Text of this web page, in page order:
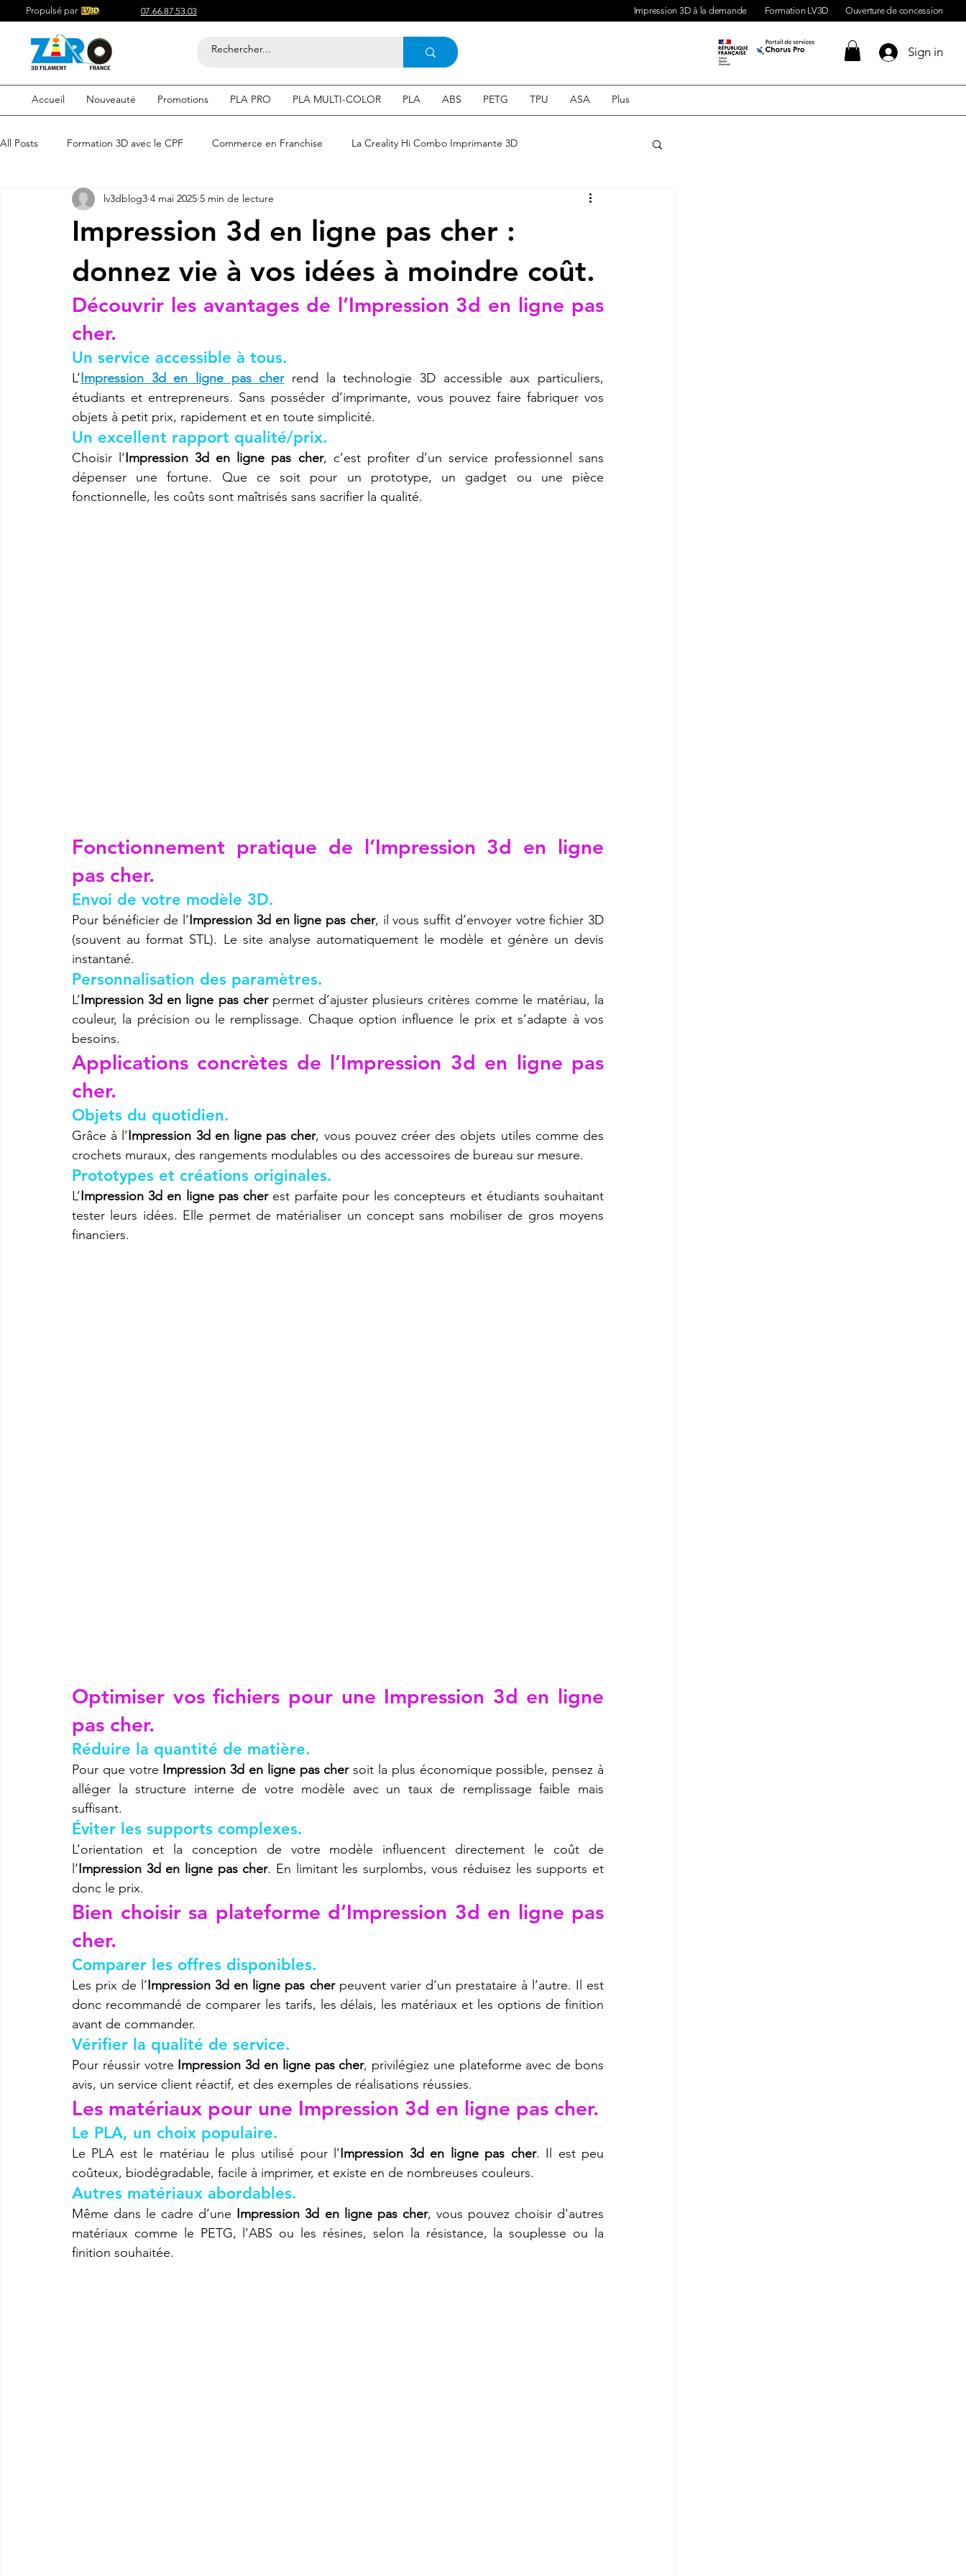
Propulsé par 07.66.87.53.03 Impression 3D à la demande Formation LV3D Ouverture de concession
Sign in
Accueil Nouveauté Promotions PLA PRO PLA MULTI-COLOR PLA ABS PETG TPU ASA Plus
All Posts Formation 3D avec le CPF Commerce en Franchise La Creality Hi Combo Imprimante 3D
Acheter du Filament 3D pour Compétitif du Filament 3D
Filaments 3D PLA Acheter du Filament 3D Impression 3d en ligne Acheter une machine 3D
etre visible sur google Comment etre visible sur google SEO Expert en SEO
imprimante3d Creality K2 plus combo Imprimante 3d prix Refaire une pièce imprimante 3D K2 Plus Combo
CREALITY SPARKX i7 Color Combo SNAPMAKER U1
Impression 3d en ligne pas cher :
donnez vie à vos idées à moindre coût.
lv3dblog3 4 mai 2025 5 min de lecture
Découvrir les avantages de l’Impression 3d en ligne pas
cher.
Un service accessible à tous.
L’Impression 3d en ligne pas cher rend la technologie 3D accessible aux particuliers,
étudiants et entrepreneurs. Sans posséder d’imprimante, vous pouvez faire fabriquer vos
objets à petit prix, rapidement et en toute simplicité.
Un excellent rapport qualité/prix.
Choisir l’Impression 3d en ligne pas cher, c’est profiter d’un service professionnel sans
dépenser une fortune. Que ce soit pour un prototype, un gadget ou une pièce
fonctionnelle, les coûts sont maîtrisés sans sacrifier la qualité.
Fonctionnement pratique de l’Impression 3d en ligne
pas cher.
Envoi de votre modèle 3D.
Pour bénéficier de l’Impression 3d en ligne pas cher, il vous suffit d’envoyer votre fichier 3D
(souvent au format STL). Le site analyse automatiquement le modèle et génère un devis
instantané.
Personnalisation des paramètres.
L’Impression 3d en ligne pas cher permet d’ajuster plusieurs critères comme le matériau, la
couleur, la précision ou le remplissage. Chaque option influence le prix et s’adapte à vos
besoins.
Applications concrètes de l’Impression 3d en ligne pas
cher.
Objets du quotidien.
Grâce à l’Impression 3d en ligne pas cher, vous pouvez créer des objets utiles comme des
crochets muraux, des rangements modulables ou des accessoires de bureau sur mesure.
Prototypes et créations originales.
L’Impression 3d en ligne pas cher est parfaite pour les concepteurs et étudiants souhaitant
tester leurs idées. Elle permet de matérialiser un concept sans mobiliser de gros moyens
financiers.
Optimiser vos fichiers pour une Impression 3d en ligne
pas cher.
Réduire la quantité de matière.
Pour que votre Impression 3d en ligne pas cher soit la plus économique possible, pensez à
alléger la structure interne de votre modèle avec un taux de remplissage faible mais
suffisant.
Éviter les supports complexes.
L’orientation et la conception de votre modèle influencent directement le coût de
l’Impression 3d en ligne pas cher. En limitant les surplombs, vous réduisez les supports et
donc le prix.
Bien choisir sa plateforme d’Impression 3d en ligne pas
cher.
Comparer les offres disponibles.
Les prix de l’Impression 3d en ligne pas cher peuvent varier d’un prestataire à l’autre. Il est
donc recommandé de comparer les tarifs, les délais, les matériaux et les options de finition
avant de commander.
Vérifier la qualité de service.
Pour réussir votre Impression 3d en ligne pas cher, privilégiez une plateforme avec de bons
avis, un service client réactif, et des exemples de réalisations réussies.
Les matériaux pour une Impression 3d en ligne pas cher.
Le PLA, un choix populaire.
Le PLA est le matériau le plus utilisé pour l’Impression 3d en ligne pas cher. Il est peu
coûteux, biodégradable, facile à imprimer, et existe en de nombreuses couleurs.
Autres matériaux abordables.
Même dans le cadre d’une Impression 3d en ligne pas cher, vous pouvez choisir d'autres
matériaux comme le PETG, l’ABS ou les résines, selon la résistance, la souplesse ou la
finition souhaitée.